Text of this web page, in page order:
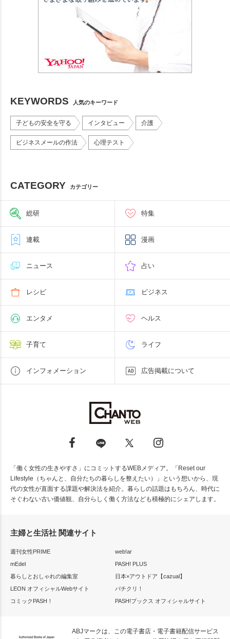
KEYWORDS 人気のキーワード
子どもの安全を守る インタビュー 介護
ビジネスメールの作法 心理テスト
CATEGORY カテゴリー
総研 特集
連載 漫画
ニュース 占い
レシピ ビジネス
エンタメ ヘルス
子育て ライフ
インフォメーション 広告掲載について
「働く女性の生きやすさ」にコミットするWEBメディア。「Reset our
Lifestyle（ちゃんと、自分たちの暮らしを整えたい）」という想いから、現
代の女性が直面する課題や解決法を紹介。暮らしの話題はもちろん、時代に
そぐわない古い価値観、自分らしく働く方法なども積極的にシェアします。
主婦と生活社 関連サイト
週刊女性PRIME
web!ar
mEdel
PASH! PLUS
暮らしとおしゃれの編集室
日本×アウトドア【cazual】
LEON オフィシャルWebサイト
パチクリ！
コミックPASH！
PASH!ブックス オフィシャルサイト
ABJマークは、この電子書店・電子書籍配信サービス